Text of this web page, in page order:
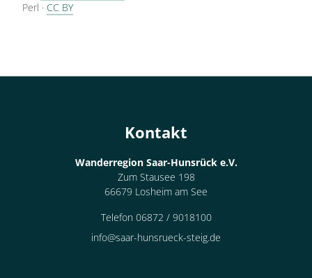
Perl · CC BY
Kontakt
Wanderregion Saar-Hunsrück e.V.
Zum Stausee 198
66679 Losheim am See
Telefon 06872 / 9018100
info@saar-hunsrueck-steig.de